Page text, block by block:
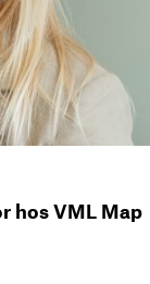
hos VML Map